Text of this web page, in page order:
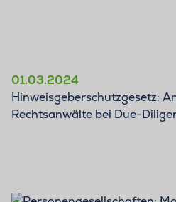
01.03.2024
Hinweisgeberschutzgesetz:
Rechtsanwälte bei Due-